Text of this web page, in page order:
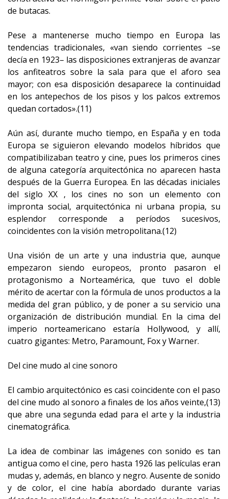
de butacas.
Pese a mantenerse mucho tiempo en Europa las
tendencias tradicionales, «van siendo corrientes –se
decía en 1923– las disposiciones extranjeras de avanzar
los anfiteatros sobre la sala para que el aforo sea
mayor; con esa disposición desaparece la continuidad
en los antepechos de los pisos y los palcos extremos
quedan cortados».(11)
Aún así, durante mucho tiempo, en España y en toda
Europa se siguieron elevando modelos híbridos que
compatibilizaban teatro y cine, pues los primeros cines
de alguna categoría arquitectónica no aparecen hasta
después de la Guerra Europea. En las décadas iniciales
del siglo XX , los cines no son un elemento con
impronta social, arquitectónica ni urbana propia, su
esplendor corresponde a períodos sucesivos,
coincidentes con la visión metropolitana.(12)
Una visión de un arte y una industria que, aunque
empezaron siendo europeos, pronto pasaron el
protagonismo a Norteamérica, que tuvo el doble
mérito de acertar con la fórmula de unos productos a la
medida del gran público, y de poner a su servicio una
organización de distribución mundial. En la cima del
imperio norteamericano estaría Hollywood, y allí,
cuatro gigantes: Metro, Paramount, Fox y Warner.
Del cine mudo al cine sonoro
El cambio arquitectónico es casi coincidente con el paso
del cine mudo al sonoro a finales de los años veinte,(13)
que abre una segunda edad para el arte y la industria
cinematográfica.
La idea de combinar las imágenes con sonido es tan
antigua como el cine, pero hasta 1926 las películas eran
mudas y, además, en blanco y negro. Ausente de sonido
y de color, el cine había abordado durante varias